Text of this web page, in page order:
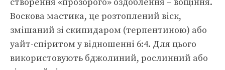
Воскова мастика, це розтоплений віск,
змішаний зі скипидаром (терпентиною) або
уайт-спіритом у відношенні 6:4. Для цього
використовують бджолиний, рослинний або